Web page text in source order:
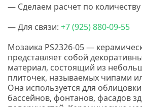
— Сделаем расчет по
— Для связи: +7(925) 880-09-55
Мозаика PS2326-05 —
представляет собой
материал, состоящий из
плиточек, называемых чипами
Она используется для
бассейнов, фонтанов, фасадов